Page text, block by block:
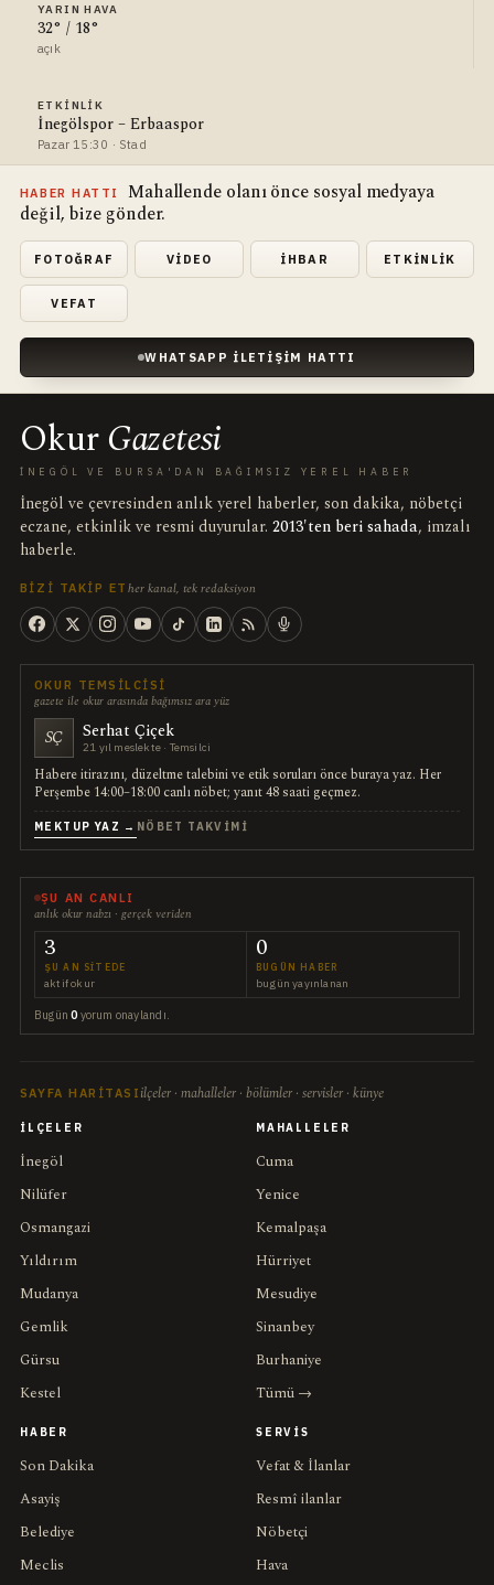
YARIN HAVA
32° / 18°
açık
ETKINLIK
İnegölspor – Erbaaspor
Pazar 15:30 · Stad
HABER HATTI
Mahallende olanı önce sosyal medyaya
değil, bize gönder.
FOTOĞRAF VIDEO İHBAR ETKINLIK
VEFAT
WHATSAPP İLETIŞIM HATTI
OkurGazetesi
İNEGÖL VE BURSA'DAN BAĞIMSIZ YEREL HABER
İnegöl ve çevresinden anlık yerel haberler, son dakika, nöbetçi
eczane, etkinlik ve resmi duyurular. 2013'ten beri sahada, imzalı
haberle.
BIZI TAKIP ET her kanal, tek redaksiyon
OKUR TEMSILCISI
gazete ile okur arasında bağımsız ara yüz
SÇ Serhat Çiçek
21 yıl meslekte · Temsilci
Habere itirazını, düzeltme talebini ve etik soruları önce buraya yaz. Her
Perşembe 14:00–18:00 canlı nöbet; yanıt 48 saati geçmez.
MEKTUP YAZ → NÖBET TAKVIMI
ŞU AN CANLI
anlık okur nabzı · gerçek veriden
3
ŞU AN SITEDE
aktif okur
0
BUGÜN HABER
bugün yayınlanan
Bugün0 yorum onaylandı.
SAYFA HARITASI ilçeler · mahalleler · bölümler · servisler · künye
İLÇELER
İnegöl
Nilüfer
Osmangazi
Yıldırım
Mudanya
Gemlik
Gürsu
Kestel
MAHALLELER
Cuma
Yenice
Kemalpaşa
Hürriyet
Mesudiye
Sinanbey
Burhaniye
Tümü →
HABER
Son Dakika
Asayiş
Belediye
Meclis
SERVIS
Vefat & İlanlar
Resmî ilanlar
Nöbetçi
Hava